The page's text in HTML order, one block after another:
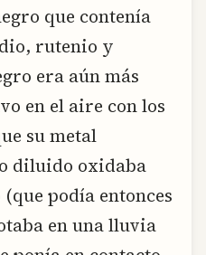
que contenía
rutenio y
era aún más
en el aire con los
su metal
diluido oxidaba
podía entonces
en una lluvia